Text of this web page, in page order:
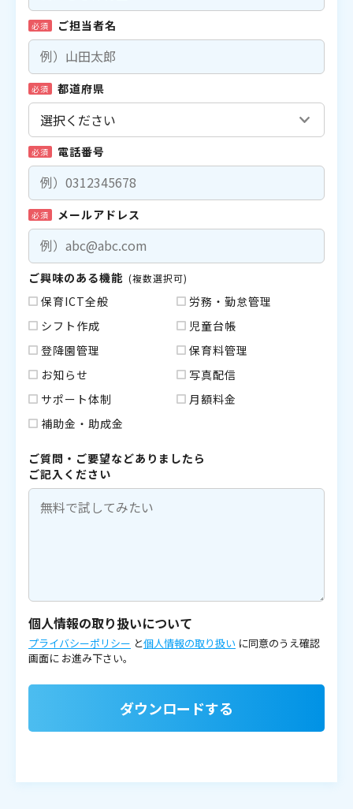
必須 ご担当者名
必須 都道府県
必須 電話番号
必須 メールアドレス
ご興味のある機能 (複数選択可)
保育ICT全般
労務・勤怠管理
シフト作成
児童台帳
登降園管理
保育料管理
お知らせ
写真配信
サポート体制
月額料金
補助金・助成金
ご質問・ご要望などありましたら
ご記入ください
個人情報の取り扱いについて
プライバシーポリシー と個人情報の取り扱い に同意のうえ確認
画面に お進み下さい。
ダウンロードする